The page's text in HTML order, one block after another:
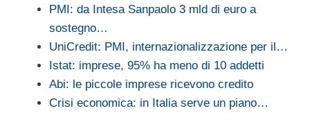
PMI: da Intesa Sanpaolo 3 mld di euro a
sostegno…
UniCredit: PMI, internazionalizzazione per il…
Istat: imprese, 95% ha meno di 10 addetti
Abi: le piccole imprese ricevono credito
Crisi economica: in Italia serve un piano…